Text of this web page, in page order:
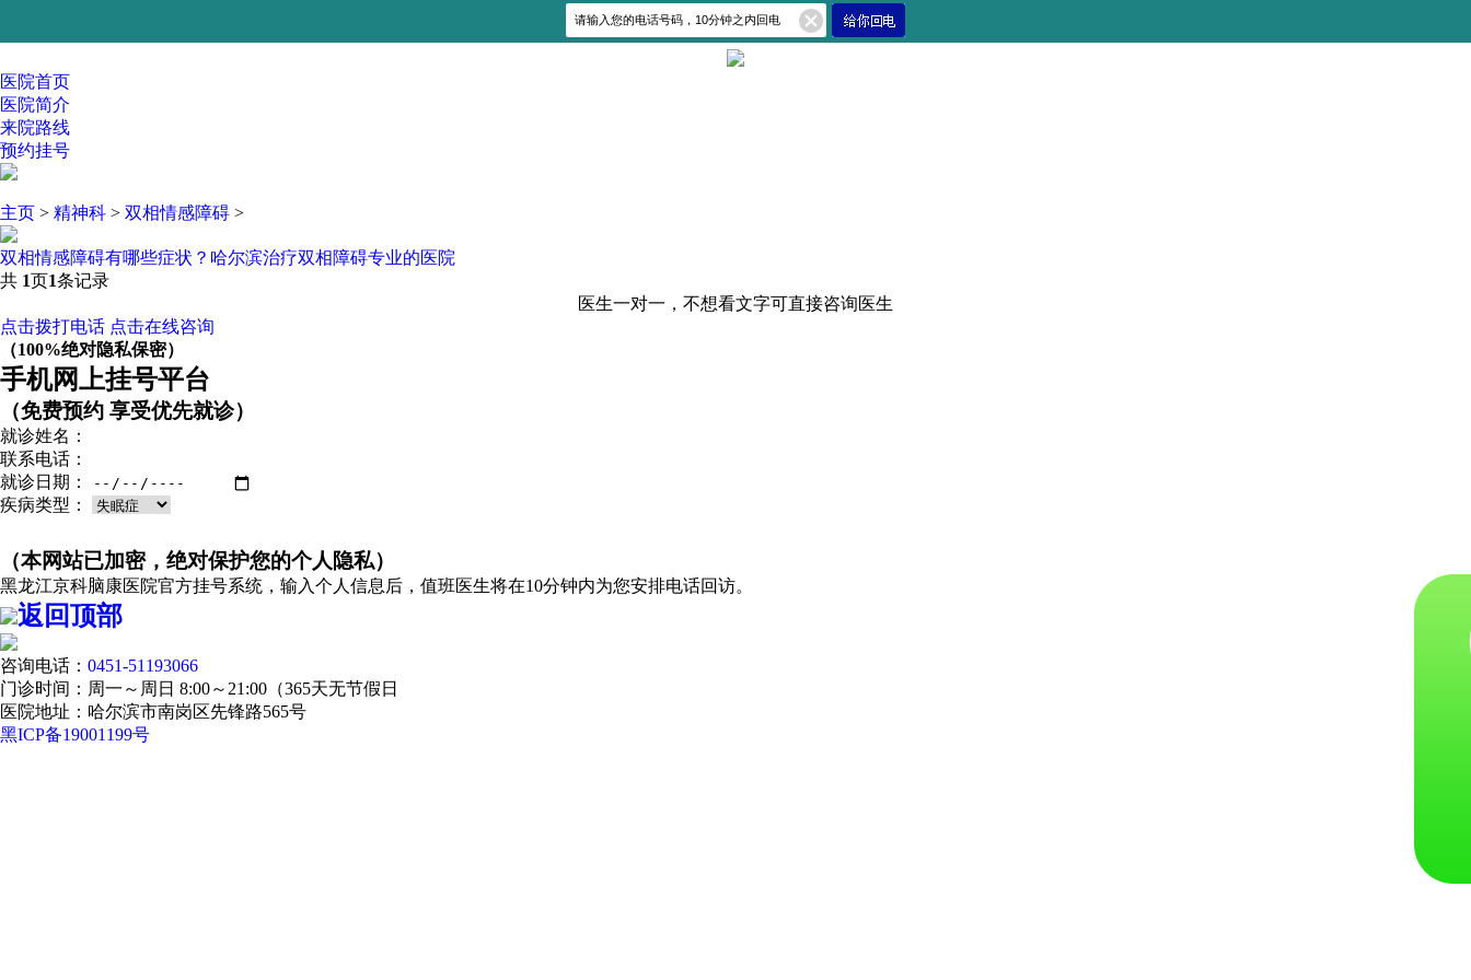
医院首页
医院简介
来院路线
预约挂号
主页 > 精神科 > 双相情感障碍 >
双相情感障碍有哪些症状？哈尔滨治疗双相障碍专业的医院
共 1页1条记录
医生一对一，不想看文字可直接咨询医生
点击拨打电话 点击在线咨询
（100%绝对隐私保密）
手机网上挂号平台
（免费预约 享受优先就诊）
就诊姓名：
联系电话：
就诊日期：
疾病类型：
（本网站已加密，绝对保护您的个人隐私）
黑龙江京科脑康医院官方挂号系统，输入个人信息后，值班医生将在10分钟内为您安排电话回访。
返回顶部
咨询电话： 0451-51193066
门诊时间：周一～周日 8:00～21:00（365天无节假日
医院地址：哈尔滨市南岗区先锋路565号
黑ICP备19001199号